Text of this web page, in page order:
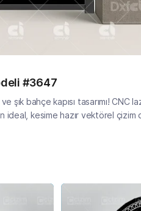
#3647
bahçe kapısı tasarımı! CNC
ideal, kesime hazır vektörel çizim